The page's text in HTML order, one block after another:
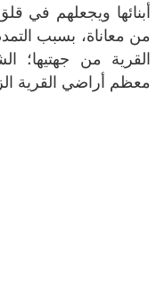
أبنائها ويجعلهم في
من معاناة، بسبب
القرية من جهتيها؛
معظم أراضي القرية